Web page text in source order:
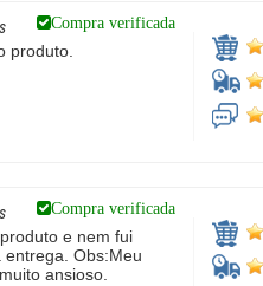
Compra verificada
produto.
Compra verificada
e nem fui
Obs:Meu
ansioso.